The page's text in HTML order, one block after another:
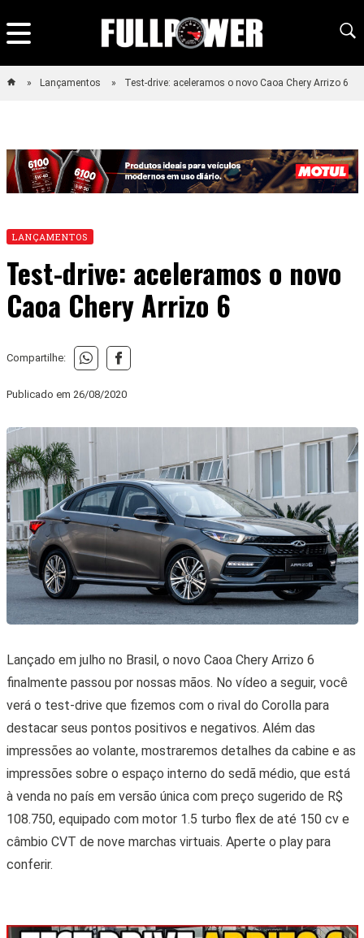
Lançamentos Test-drive: aceleramos o novo Caoa Chery Arrizo 6
LANÇAMENTOS
Test-drive: aceleramos o novo
Caoa Chery Arrizo 6
Compartilhe:
Publicado em 26/08/2020
Lançado em julho no Brasil, o novo Caoa Chery Arrizo 6
finalmente passou por nossas mãos. No vídeo a seguir, você
verá o test-drive que fizemos com o rival do Corolla para
destacar seus pontos positivos e negativos. Além das
impressões ao volante, mostraremos detalhes da cabine e as
impressões sobre o espaço interno do sedã médio, que está
à venda no país em versão única com preço sugerido de R$
108.750, equipado com motor 1.5 turbo flex de até 150 cv e
câmbio CVT de nove marchas virtuais. Aperte o play para
conferir.